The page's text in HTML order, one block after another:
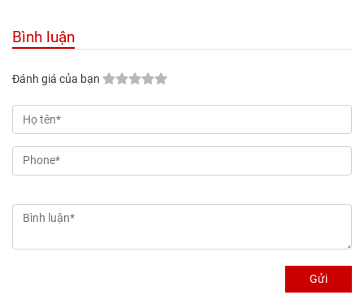
Bình luận
Đánh giá của bạn
Gửi